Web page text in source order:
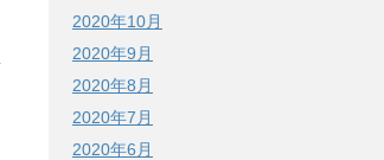
2020年10月
2020年9月
2020年8月
2020年7月
2020年6月